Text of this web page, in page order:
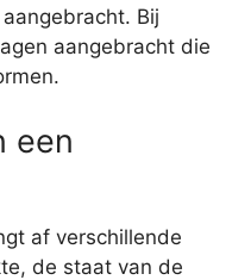
Bij
aangebracht die
een
af verschillende
de staat van de